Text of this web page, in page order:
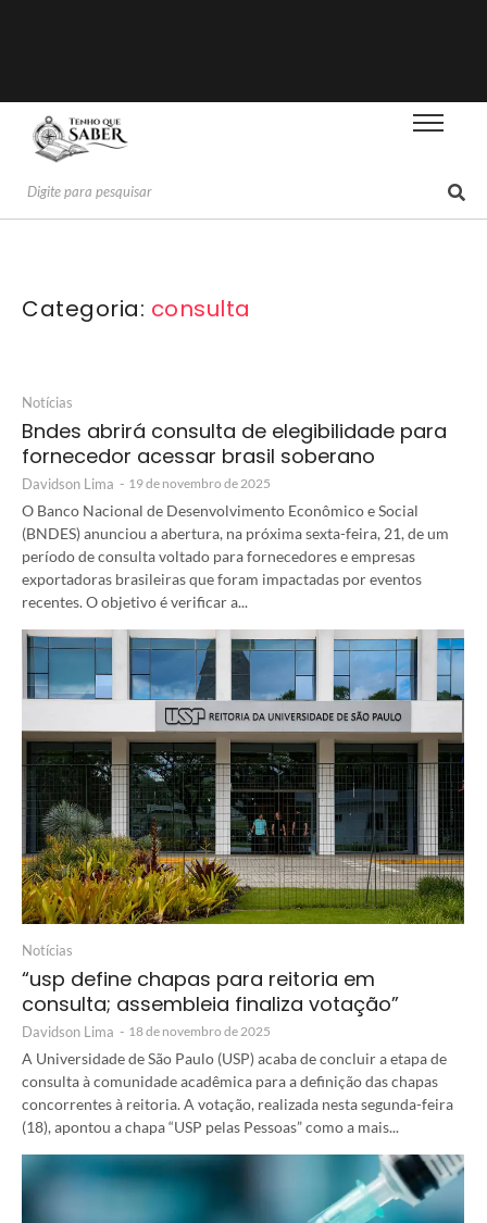
Categoria: consulta
Notícias
Bndes abrirá consulta de elegibilidade para
fornecedor acessar brasil soberano
Davidson Lima - 19 de novembro de 2025
O Banco Nacional de Desenvolvimento Econômico e Social
(BNDES) anunciou a abertura, na próxima sexta-feira, 21, de um
período de consulta voltado para fornecedores e empresas
exportadoras brasileiras que foram impactadas por eventos
recentes. O objetivo é verificar a...
Notícias
“usp define chapas para reitoria em
consulta; assembleia finaliza votação”
Davidson Lima - 18 de novembro de 2025
A Universidade de São Paulo (USP) acaba de concluir a etapa de
consulta à comunidade acadêmica para a definição das chapas
concorrentes à reitoria. A votação, realizada nesta segunda-feira
(18), apontou a chapa “USP pelas Pessoas” como a mais...